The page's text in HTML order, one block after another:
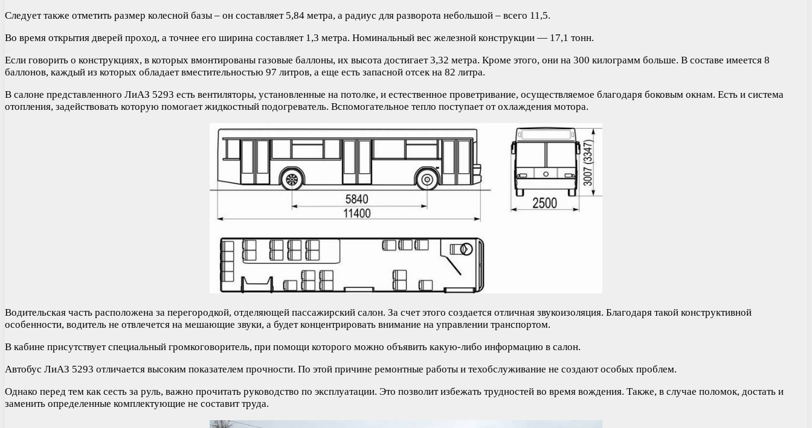
Следует также отметить размер колесной базы – он составляет 5,84 метра, а радиус для разворота небольшой – всего 11,5.
Во время открытия дверей проход, а точнее его ширина составляет 1,3 метра. Номинальный вес железной конструкции — 17,1 тонн.
Если говорить о конструкциях, в которых вмонтированы газовые баллоны, их высота достигает 3,32 метра. Кроме этого, они на 300 килограмм больше. В составе имеется 8
баллонов, каждый из которых обладает вместительностью 97 литров, а еще есть запасной отсек на 82 литра.
В салоне представленного ЛиАЗ 5293 есть вентиляторы, установленные на потолке, и естественное проветривание, осуществляемое благодаря боковым окнам. Есть и система
отопления, задействовать которую помогает жидкостный подогреватель. Вспомогательное тепло поступает от охлаждения мотора.
Водительская часть расположена за перегородкой, отделяющей пассажирский салон. За счет этого создается отличная звукоизоляция. Благодаря такой конструктивной
особенности, водитель не отвлечется на мешающие звуки, а будет концентрировать внимание на управлении транспортом.
В кабине присутствует специальный громкоговоритель, при помощи которого можно объявить какую-либо информацию в салон.
Автобус ЛиАЗ 5293 отличается высоким показателем прочности. По этой причине ремонтные работы и техобслуживание не создают особых проблем.
Однако перед тем как сесть за руль, важно прочитать руководство по эксплуатации. Это позволит избежать трудностей во время вождения. Также, в случае поломок, достать и
заменить определенные комплектующие не составит труда.